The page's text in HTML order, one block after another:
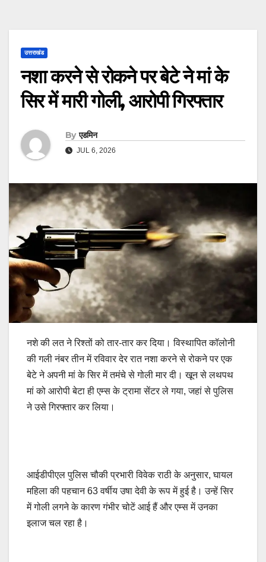
उत्तराखंड
नशा करने से रोकने पर बेटे ने मां के
सिर में मारी गोली, आरोपी गिरफ्तार
By एडमिन
JUL 6, 2026
नशे की लत ने रिश्तों को तार-तार कर दिया। विस्थापित कॉलोनी
की गली नंबर तीन में रविवार देर रात नशा करने से रोकने पर एक
बेटे ने अपनी मां के सिर में तमंचे से गोली मार दी। खून से लथपथ
मां को आरोपी बेटा ही एम्स के ट्रामा सेंटर ले गया, जहां से पुलिस
ने उसे गिरफ्तार कर लिया।
आईडीपीएल पुलिस चौकी प्रभारी विवेक राठी के अनुसार, घायल
महिला की पहचान 63 वर्षीय उषा देवी के रूप में हुई है। उन्हें सिर
में गोली लगने के कारण गंभीर चोटें आई हैं और एम्स में उनका
इलाज चल रहा है।